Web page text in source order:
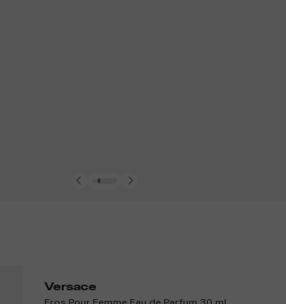
Versace